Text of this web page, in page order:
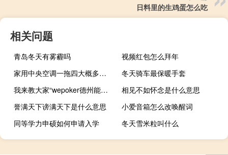
日料里的生鸡蛋怎么吃
相关问题
青岛冬天有雾霾吗
视频红包怎么拜年
家用中央空调一拖四大概多少钱（家用中央空调）
冬天骑车最保暖手套
我来教大家“wepoker德州能不能透视辅助”原来真可以开挂
相见不如怀念是什么意思
誉满天下谤满天下是什么意思
小爱音箱怎么改唤醒词
同等学力申硕如何申请入学
冬天雪米粒叫什么